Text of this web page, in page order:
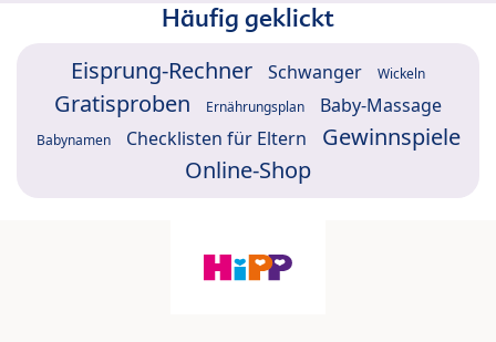
Häufig geklickt
Eisprung-Rechner Schwanger Wickeln
Gratisproben Ernährungsplan Baby-Massage
Babynamen Checklisten für Eltern
Gewinnspiele
Online-Shop